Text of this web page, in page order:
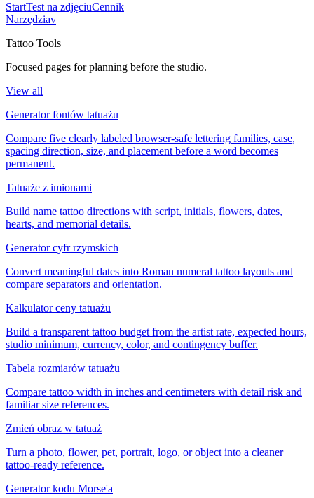
StartTest na zdjęciuCennik
Narzędziav
Tattoo Tools
Focused pages for planning before the studio.
View all
Generator fontów tatuażu
Compare five clearly labeled browser-safe lettering families, case,
spacing direction, size, and placement before a word becomes
permanent.
Tatuaże z imionami
Build name tattoo directions with script, initials, flowers, dates,
hearts, and memorial details.
Generator cyfr rzymskich
Convert meaningful dates into Roman numeral tattoo layouts and
compare separators and orientation.
Kalkulator ceny tatuażu
Build a transparent tattoo budget from the artist rate, expected hours,
studio minimum, currency, color, and contingency buffer.
Tabela rozmiarów tatuażu
Compare tattoo width in inches and centimeters with detail risk and
familiar size references.
Zmień obraz w tatuaż
Turn a photo, flower, pet, portrait, logo, or object into a cleaner
tattoo-ready reference.
Generator kodu Morse'a